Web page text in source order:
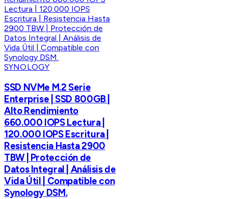
SYNOLOGY
SSD NVMe M.2 Serie
Enterprise | SSD 800GB |
Alto Rendimiento
660.000 IOPS Lectura |
120.000 IOPS Escritura |
Resistencia Hasta 2900
TBW | Protección de
Datos Integral | Análisis de
Vida Útil | Compatible con
Synology DSM.